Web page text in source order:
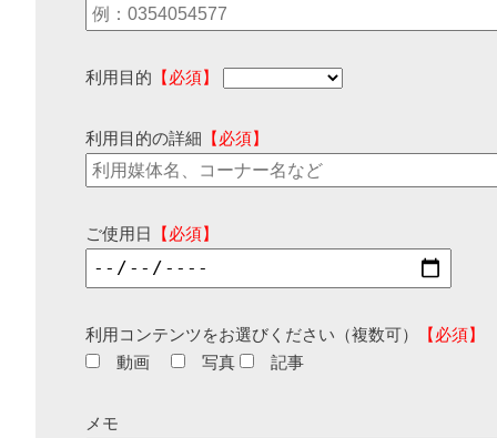
利用目的 【必須】
利用目的の詳細 【必須】
ご使用日 【必須】
利用コンテンツをお選びください（複数可）
【必須】
動画
写真 記事
メモ